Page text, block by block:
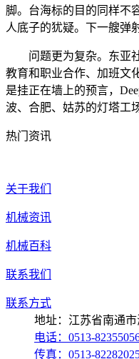
脚。台海标的目的同样不
人底子的犹疑。下一艘弹
问题更为复杂。东亚社
教育和职业合作、加班文
是挂正在墙上的预言，
波、合肥、姑苏的灯塔工
热门资讯
关于我们
机械资讯
机械百科
联系我们
联系方式
地址：江苏省南通
电话：0513-
传真：0513-